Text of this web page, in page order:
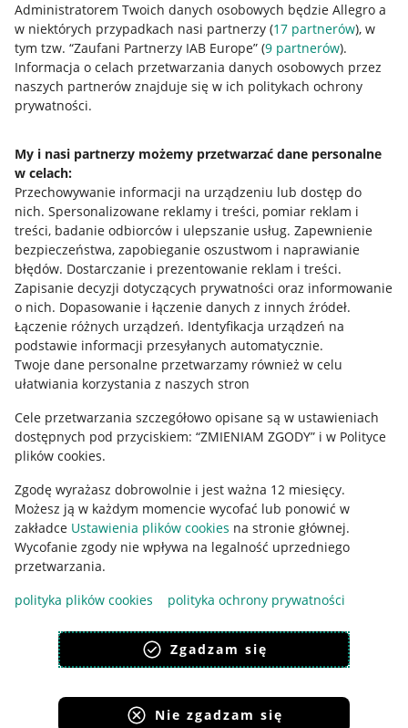
Administratorem Twoich danych osobowych będzie Allegro a
w niektórych przypadkach nasi partnerzy (17 partnerów), w
tym tzw. “Zaufani Partnerzy IAB Europe” (9 partnerów).
Informacja o celach przetwarzania danych osobowych przez
naszych partnerów znajduje się w ich politykach ochrony
prywatności.
My i nasi partnerzy możemy przetwarzać dane personalne
w celach:
Przechowywanie informacji na urządzeniu lub dostęp do
nich. Spersonalizowane reklamy i treści, pomiar reklam i
treści, badanie odbiorców i ulepszanie usług. Zapewnienie
bezpieczeństwa, zapobieganie oszustwom i naprawianie
błędów. Dostarczanie i prezentowanie reklam i treści.
Zapisanie decyzji dotyczących prywatności oraz informowanie
o nich. Dopasowanie i łączenie danych z innych źródeł.
Łączenie różnych urządzeń. Identyfikacja urządzeń na
podstawie informacji przesyłanych automatycznie.
Twoje dane personalne przetwarzamy również w celu
ułatwiania korzystania z naszych stron
Cele przetwarzania szczegółowo opisane są w ustawieniach
dostępnych pod przyciskiem: “ZMIENIAM ZGODY” i w Polityce
plików cookies.
Zgodę wyrażasz dobrowolnie i jest ważna 12 miesięcy.
Możesz ją w każdym momencie wycofać lub ponowić w
zakładce Ustawienia plików cookies na stronie głównej.
Wycofanie zgody nie wpływa na legalność uprzedniego
przetwarzania.
polityka plików cookies
polityka ochrony prywatności
Zgadzam się
Nie zgadzam się
Przydatne informacje
Jak to działa
Allegro Gadane dla sprzedających
Allegro Gadane dla kupujących
Mapa miejscowości
Informacje prawne
Regulamin
Polityka plików "cookies"
Ustawienia plików "cookies"
Udostępnianie lokalizacji
Informacje dla Aktu o Usługach Cyfrowych
Pobierz aplikację
Korzystanie z serwisu oznacza akceptacjęregulaminu